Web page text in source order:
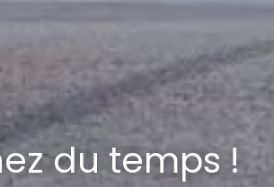
du temps !